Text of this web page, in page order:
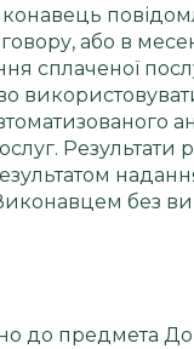
або в
сплаченої
Результати
без
до предмета